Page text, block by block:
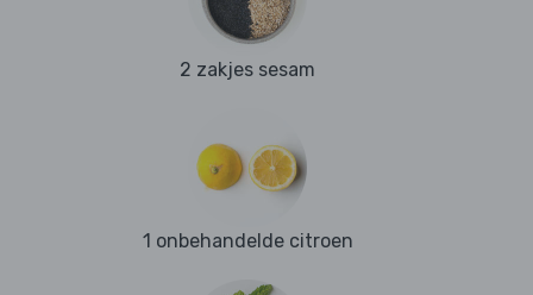
2 zakjes sesam
1 onbehandelde citroen